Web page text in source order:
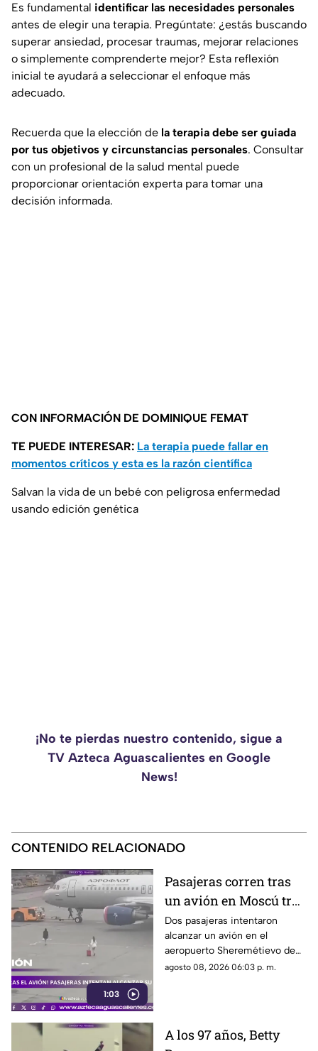
Es fundamental identificar las necesidades personales
antes de elegir una terapia. Pregúntate: ¿estás buscando
superar ansiedad, procesar traumas, mejorar relaciones
o simplemente comprenderte mejor? Esta reflexión
inicial te ayudará a seleccionar el enfoque más
adecuado.
Recuerda que la elección de la terapia debe ser guiada
por tus objetivos y circunstancias personales. Consultar
con un profesional de la salud mental puede
proporcionar orientación experta para tomar una
decisión informada.
CON INFORMACIÓN DE DOMINIQUE FEMAT
TE PUEDE INTERESAR: La terapia puede fallar en
momentos críticos y esta es la razón científica
Salvan la vida de un bebé con peligrosa enfermedad
usando edición genética
¡No te pierdas nuestro contenido, sigue a
TV Azteca Aguascalientes en Google
News!
CONTENIDO RELACIONADO
1:03
Pasajeras corren tras
un avión en Moscú tras
llegar tarde a su vuelo
Dos pasajeras intentaron
alcanzar un avión en el
aeropuerto Sheremétievo de
Moscú tras llegar tarde a su
agosto 08, 2026 06:03 p. m.
A los 97 años, Betty